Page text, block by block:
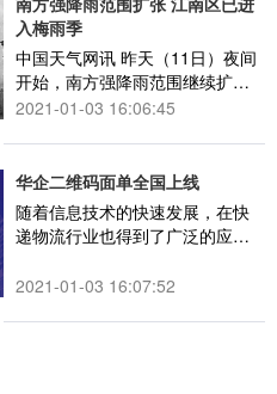
入梅雨季
中国天气网讯 昨天（11日）夜间
开始，南方强降雨范围继续扩
张。今天江南、华南、贵州、云
2021-01-03 16:06:45
华企二维码面单全国上线
随着信息技术的快速发展，在快
递物流行业也得到了广泛的应
息化，已在诸多方面取得了成
2021-01-03 16:07:52